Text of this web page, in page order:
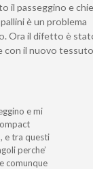
il passeggino e
è un problema
Ora il difetto è
con il nuovo
e mi
e tra questi
perche’
comunque